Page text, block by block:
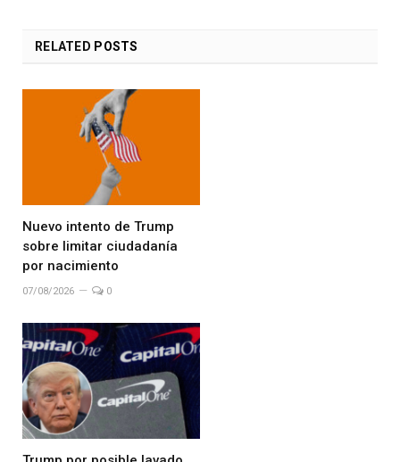
RELATED POSTS
Nuevo intento de Trump
sobre limitar ciudadanía
por nacimiento
07/08/2026 0